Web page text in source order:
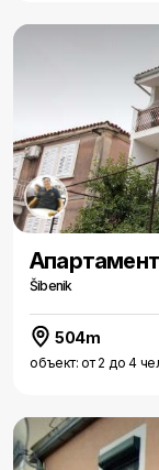
Šibenik
504m
объект: от 2 до 4